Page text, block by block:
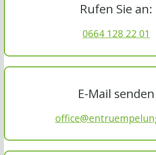
Rufen Sie an:
0664 128 22 01
E-Mail senden